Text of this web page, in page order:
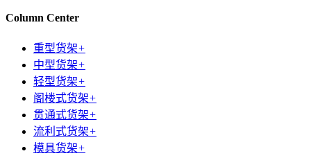
Column Center
重型货架+
中型货架+
轻型货架+
阁楼式货架+
贯通式货架+
流利式货架+
模具货架+